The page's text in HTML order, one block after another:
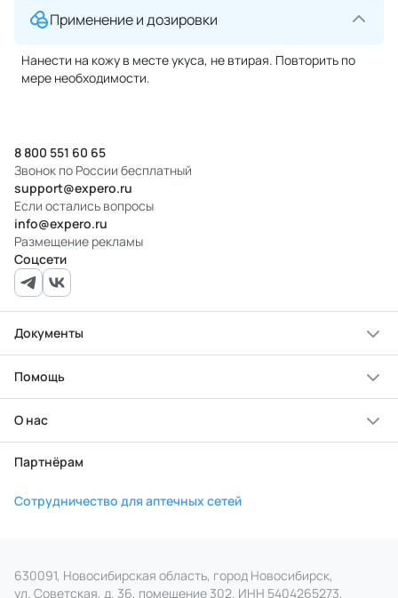
Применение и дозировки
Нанести на кожу в месте укуса, не втирая. Повторить по
мере необходимости.
8 800 551 60 65
Звонок по России бесплатный
support@expero.ru
Если остались вопросы
info@expero.ru
Размещение рекламы
Соцсети
Документы
Помощь
О нас
Партнёрам
Сотрудничество для аптечных сетей
630091, Новосибирская область, город Новосибирск,
ул. Советская, д. 36, помещение 302. ИНН 5404265273,